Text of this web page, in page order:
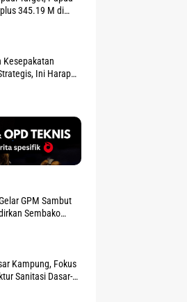
345.19 M di
Kesepakatan
Ini Harapan
GPM Sambut
Sembako
Kampung, Fokus
Sanitasi Dasar-